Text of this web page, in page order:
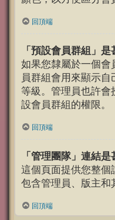
回頂端
「預設會員群組」是
如果您隸屬於一個會
員群組會用來顯示
等級。管理員也許會
設會員群組的權限。
回頂端
「管理團隊」連結是
這個頁面提供您整個
包含管理員、版主和
回頂端